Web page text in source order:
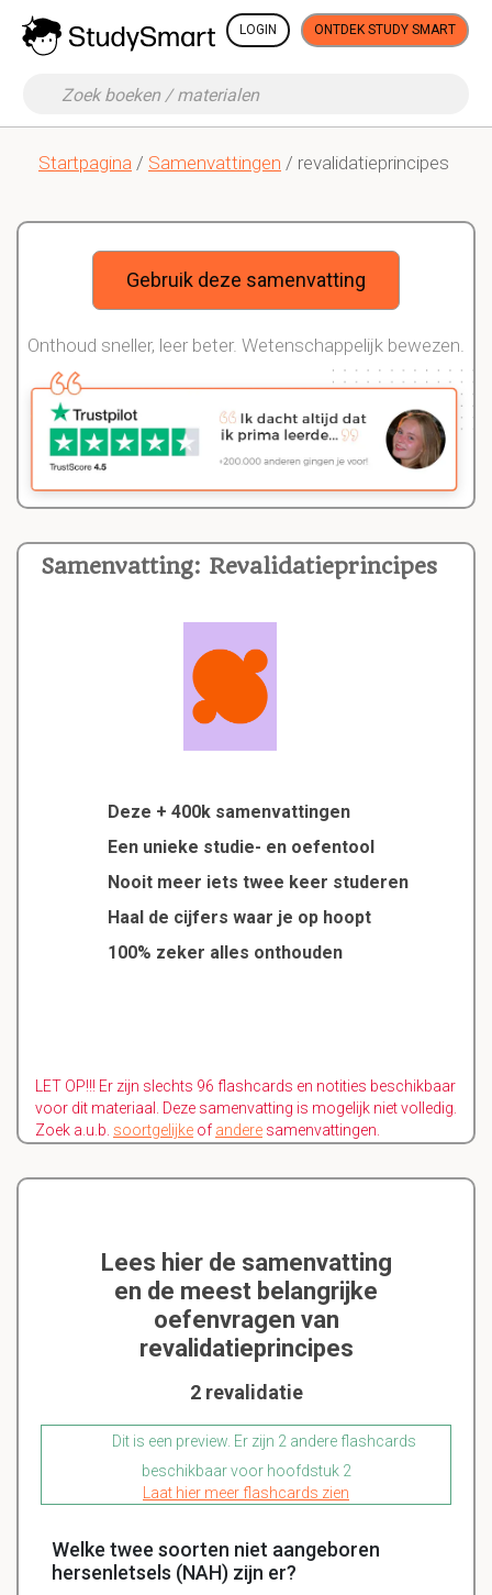
LOGIN ONTDEK STUDY SMART
Startpagina / Samenvattingen / revalidatieprincipes
Samenvatting: Revalidatieprincipes
Deze + 400k samenvattingen
Een unieke studie- en oefentool
Nooit meer iets twee keer studeren
Haal de cijfers waar je op hoopt
100% zeker alles onthouden
LET OP!!! Er zijn slechts 96 flashcards en notities beschikbaar
voor dit materiaal. Deze samenvatting is mogelijk niet volledig.
Zoek a.u.b. soortgelijke of andere samenvattingen.
Gebruik deze samenvatting
Onthoud sneller, leer beter. Wetenschappelijk bewezen.
Lees hier de samenvatting
en de meest belangrijke
oefenvragen van
revalidatieprincipes
2 revalidatie
Dit is een preview. Er zijn 2 andere flashcards
beschikbaar voor hoofdstuk 2
Laat hier meer flashcards zien
Welke twee soorten niet aangeboren
hersenletsels (NAH) zijn er?